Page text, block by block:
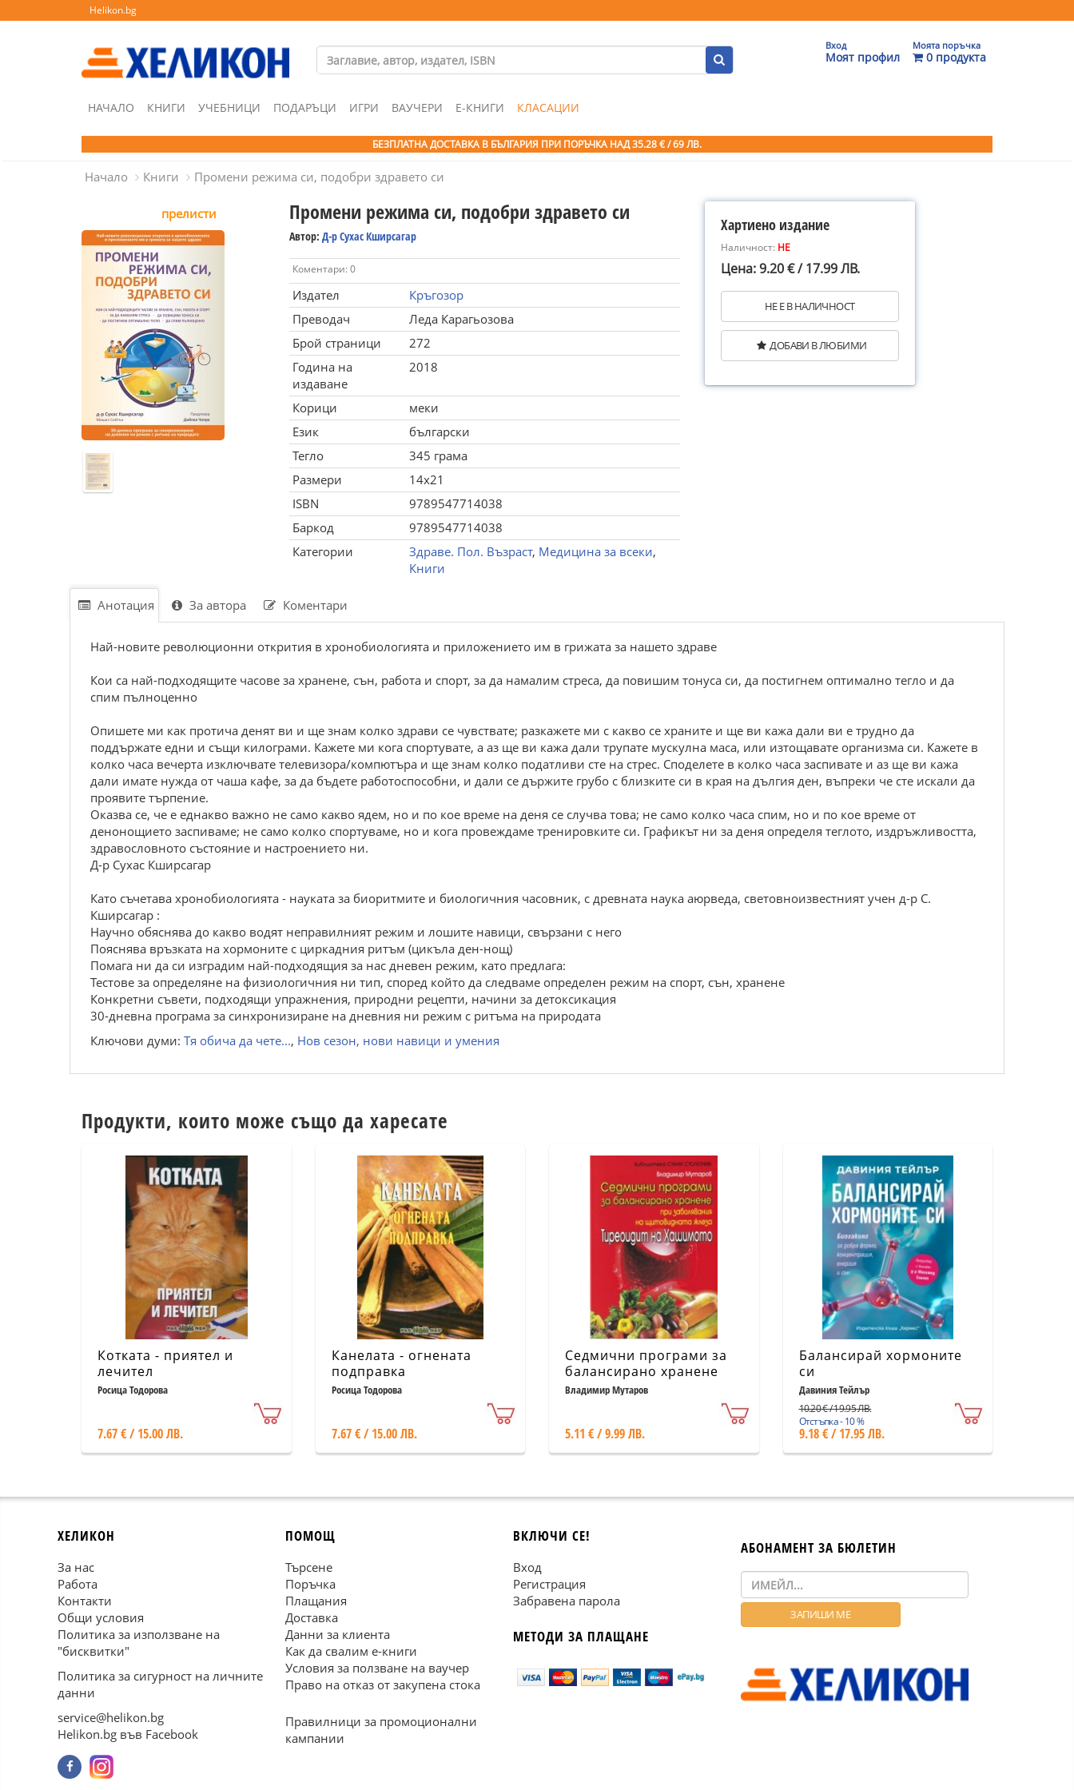
Helikon.bg
Вход
Моят профил
Моята поръчка
0 продукта
НАЧАЛО КНИГИ УЧЕБНИЦИ ПОДАРЪЦИ ИГРИ ВАУЧЕРИ Е-КНИГИ КЛАСАЦИИ
БЕЗПЛАТНА ДОСТАВКА В БЪЛГАРИЯ ПРИ ПОРЪЧКА НАД 35.28 € / 69 ЛВ.
Начало Книги Промени режима си, подобри здравето си
прелисти Промени режима си, подобри здравето си
Автор: Д-р Сухас Кширсагар
Коментари: 0
Издател
Кръгозор
Преводач
Леда Карагьозова
Брой страници
272
Година на
издаване
2018
Корици
меки
Език
български
Тегло
345 грама
Размери
14x21
ISBN
9789547714038
Баркод
9789547714038
Категории
Здраве. Пол. Възраст, Медицина за всеки,
Книги
Хартиено издание
Наличност: НЕ
Цена: 9.20 € / 17.99 ЛВ.
НЕ Е В НАЛИЧНОСТ
ДОБАВИ В ЛЮБИМИ
Анотация За автора Коментари
Най-новите революционни открития в хронобиологията и приложението им в грижата за нашето здраве
Кои са най-подходящите часове за хранене, сън, работа и спорт, за да намалим стреса, да повишим тонуса си, да постигнем оптимално тегло и да
спим пълноценно
Опишете ми как протича денят ви и ще знам колко здрави се чувствате; разкажете ми с какво се храните и ще ви кажа дали ви е трудно да
поддържате едни и същи килограми. Кажете ми кога спортувате, а аз ще ви кажа дали трупате мускулна маса, или изтощавате организма си. Кажете в
колко часа вечерта изключвате телевизора/компютъра и ще знам колко податливи сте на стрес. Споделете в колко часа заспивате и аз ще ви кажа
дали имате нужда от чаша кафе, за да бъдете работоспособни, и дали се държите грубо с близките си в края на дългия ден, въпреки че сте искали да
проявите търпение.
Оказва се, че е еднакво важно не само какво ядем, но и по кое време на деня се случва това; не само колко часа спим, но и по кое време от
денонощието заспиваме; не само колко спортуваме, но и кога провеждаме тренировките си. Графикът ни за деня определя теглото, издръжливостта,
здравословното състояние и настроението ни.
Д-р Сухас Кширсагар
Като съчетава хронобиологията - науката за биоритмите и биологичния часовник, с древната наука аюрведа, световноизвестният учен д-р С.
Кширсагар :
Научно обяснява до какво водят неправилният режим и лошите навици, свързани с него
Пояснява връзката на хормоните с циркадния ритъм (цикъла ден-нощ)
Помага ни да си изградим най-подходящия за нас дневен режим, като предлага:
Тестове за определяне на физиологичния ни тип, според който да следваме определен режим на спорт, сън, хранене
Конкретни съвети, подходящи упражнения, природни рецепти, начини за детоксикация
30-дневна програма за синхронизиране на дневния ни режим с ритъма на природата
Ключови думи: Тя обича да чете..., Нов сезон, нови навици и умения
Продукти, които може също да харесате
Котката - приятел и
лечител
Росица Тодорова
7.67 € / 15.00 ЛВ.
Канелата - огнената
подправка
Росица Тодорова
7.67 € / 15.00 ЛВ.
Седмични програми за
балансирано хранене
при заболявания на
Тиреоидит на Хашимото
Владимир Мутаров
5.11 € / 9.99 ЛВ.
Балансирай хормоните
си
Давиния Тейлър
10.20 € / 19.95 ЛВ.
Отстъпка - 10 %
9.18 € / 17.95 ЛВ.
ХЕЛИКОН
За нас
Работа
Контакти
Общи условия
Политика за използване на
"бисквитки"
Политика за сигурност на личните
данни
service@helikon.bg
Helikon.bg във Facebook
ПОМОЩ
Търсене
Поръчка
Плащания
Доставка
Данни за клиента
Как да свалим е-книги
Условия за ползване на ваучер
Право на отказ от закупена стока
Правилници за промоционални
кампании
ВКЛЮЧИ СЕ!
Вход
Регистрация
Забравена парола
МЕТОДИ ЗА ПЛАЩАНЕ
АБОНАМЕНТ ЗА БЮЛЕТИН